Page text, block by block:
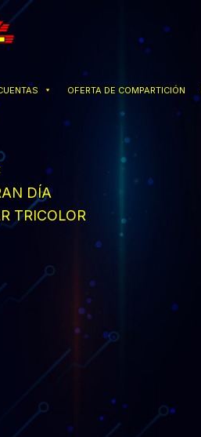
OFERTA DE COMPARTICIÓN
DÍA
TRICOLOR